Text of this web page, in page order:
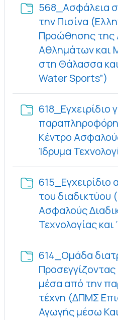
568_Ασφάλεια
την Πισίνα
Προώθησης της
Αθλημάτων και
στη Θάλασσα
Water Sports”)
618_Εγχειρίδιο
Κέντρο
Ίδρυμα
του διαδικτύου
Ασφαλούς
Τεχνολογίας
614_Ομάδα
μέσα από την
τέχνη (ΔΠΜΣ
Αγωγής μέσω